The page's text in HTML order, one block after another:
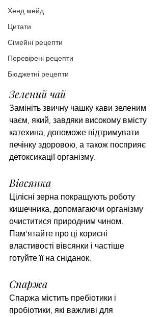
Хенд мейд
Цитати
Сімейні рецепти
Перевірені рецепти
Бюджетні рецепти
Зелений чай
Замініть звичну чашку кави зеленим
чаєм, який, завдяки високому вмісту
катехина, допоможе підтримувати
печінку здоровою, а також посприяє
детоксикації організму.
Вівсянка
Цілісні зерна покращують роботу
кишечника, допомагаючи організму
очиститися природним чином.
Пам'ятайте про ці корисні
властивості вівсянки і частіше
готуйте її на сніданок.
Спаржа
Спаржа містить пребіотики і
пробіотики, які важливі для